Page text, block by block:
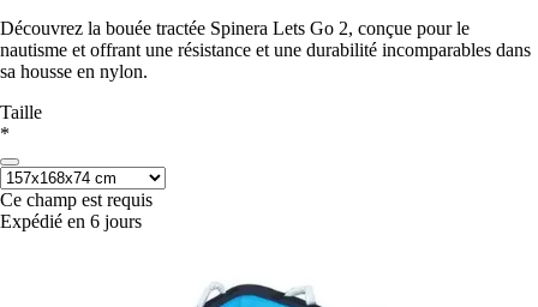
Découvrez la bouée tractée Spinera Lets Go 2, conçue pour le
nautisme et offrant une résistance et une durabilité incomparables dans
sa housse en nylon.
Taille
*
Ce champ est requis
Expédié en 6 jours